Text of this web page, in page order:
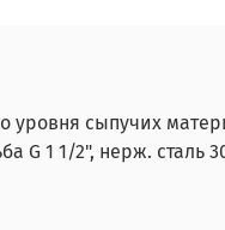
сыпучих
G 1 1/2", нерж. сталь